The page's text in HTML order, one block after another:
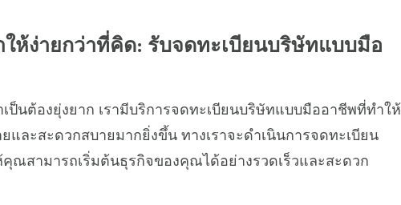
ให้ง่ายกว่าที่คิด: รับจดทะเบียนบริษัทแบบมือ
เป็นต้องยุ่งยาก เรามีบริการจดทะเบียนบริษัทแบบมืออาชีพที่ทำให้
ยและสะดวกสบายมากยิ่งขึ้น ทางเราจะดำเนินการจดทะเบียน
ณสามารถเริ่มต้นธุรกิจของคุณได้อย่างรวดเร็วและสะดวก